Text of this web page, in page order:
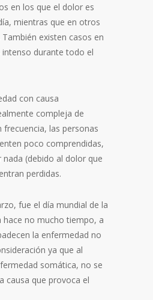
en los que el dolor es
mientras que en otros
existen casos en
durante todo el
con causa
compleja de
frecuencia, las personas
poco comprendidas,
nada (debido al dolor que
perdidas.
fue el día mundial de la
hace no mucho tiempo, a
la enfermedad no
ya que al
somática, no se
causa que provoca el